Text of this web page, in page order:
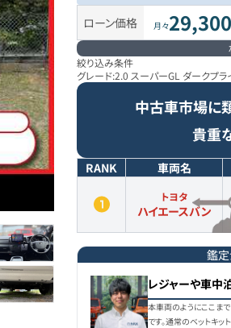
ローン価格 月々29,300
絞り込み条件
グレード:2.0 スーパーGL ダークプラ
中古車市場に
貴重
RANK 車両名
トヨタ
ハイエースバン
鑑
レジャーや車中
本車両のようにここま
です。通常のベットキ